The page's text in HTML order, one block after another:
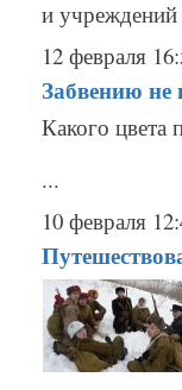
и
12 февраля
Забвению не
Какого цвета
...
10 февраля